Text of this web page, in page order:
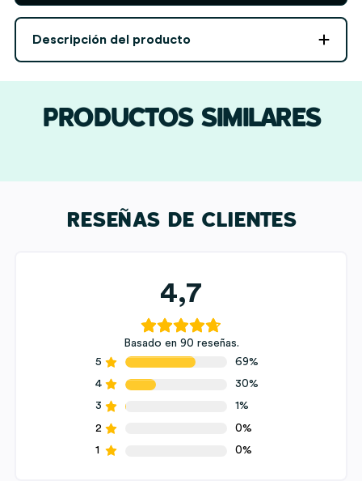
Cerveza
Conservantes
cantidad
Descripción del producto
PRODUCTOS SIMILARES
RESEÑAS DE CLIENTES
4,7
Basado en 90 reseñas.
5
69%
4
30%
3
1%
2
0%
1
0%